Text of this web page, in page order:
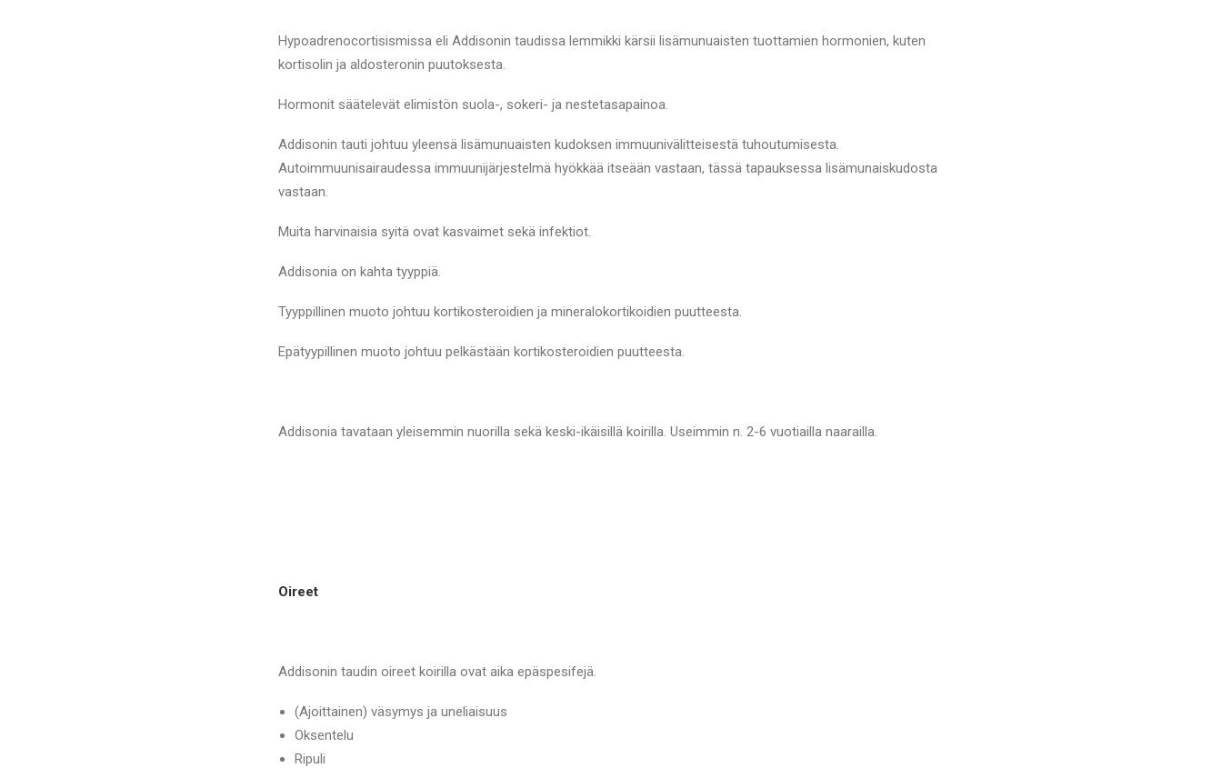
Hypoadrenocortisismissa eli Addisonin taudissa lemmikki kärsii lisämunuaisten tuottamien hormonien, kuten
kortisolin ja aldosteronin puutoksesta.
Hormonit säätelevät elimistön suola-, sokeri- ja nestetasapainoa.
Addisonin tauti johtuu yleensä lisämunuaisten kudoksen immuunivälitteisestä tuhoutumisesta.
Autoimmuunisairaudessa immuunijärjestelmä hyökkää itseään vastaan, tässä tapauksessa lisämunaiskudosta
vastaan.
Muita harvinaisia syitä ovat kasvaimet sekä infektiot.
Addisonia on kahta tyyppiä.
Tyyppillinen muoto johtuu kortikosteroidien ja mineralokortikoidien puutteesta.
Epätyypillinen muoto johtuu pelkästään kortikosteroidien puutteesta.
Addisonia tavataan yleisemmin nuorilla sekä keski-ikäisillä koirilla. Useimmin n. 2-6 vuotiailla naarailla.
Oireet
Addisonin taudin oireet koirilla ovat aika epäspesifejä.
(Ajoittainen) väsymys ja uneliaisuus
Oksentelu
Ripuli